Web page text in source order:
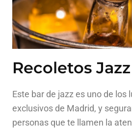
Recoletos Jazz
Este bar de jazz es uno de los
exclusivos de Madrid, y
personas que te llamen la